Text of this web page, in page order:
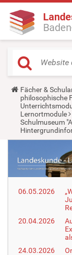
Y
o
u
a
r
e
h
e
:
Fächer &
philosophische
Lernortmodule
Schulmuseum
06.05.2026
20.04.2026
24.03.2026